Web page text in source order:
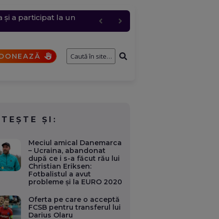
și a participat la un
anulări masive
a fost restricționat
ȘI:
Meciul amical Danemarca
– Ucraina, abandonat
după ce i s-a făcut rău lui
Christian Eriksen:
Fotbalistul a avut
probleme și la EURO 2020
Oferta pe care o acceptă
FCSB pentru transferul lui
Darius Olaru